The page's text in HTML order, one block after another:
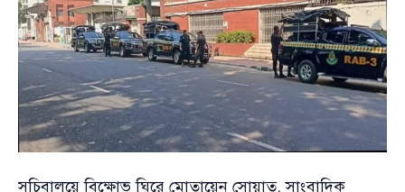
সচিবালয়ে বিক্ষোভ ঘিরে মোতায়েন সোয়াত, সাংবাদিক